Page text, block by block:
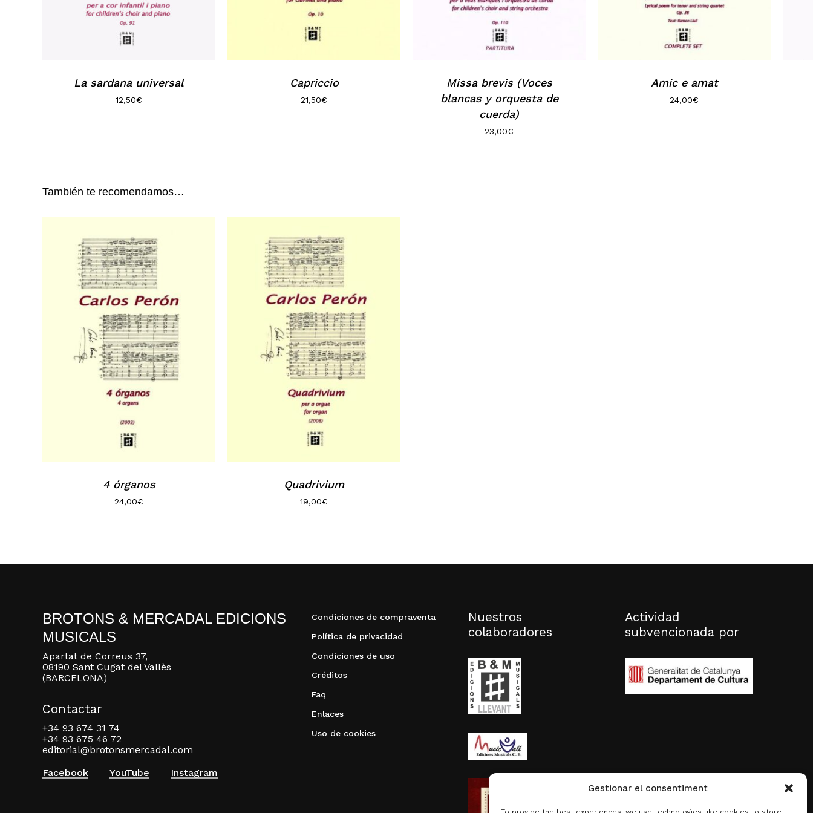
Gestionar el consentiment
La sardana universal
12,50€
Capriccio
21,50€
Missa brevis (Voces
blancas y orquesta de
cuerda)
23,00€
Amic e amat
24,00€
También te recomendamos…
4 órganos
24,00€
Quadrivium
19,00€
BROTONS & MERCADAL EDICIONS
MUSICALS
Apartat de Correus 37,
08190 Sant Cugat del Vallès
(BARCELONA)
Contactar
+34 93 674 31 74
+34 93 675 46 72
editorial@brotonsmercadal.com
Facebook
YouTube Instagram
Condiciones de compraventa
Política de privacidad
Condiciones de uso
Créditos
Faq
Enlaces
Uso de cookies
Nuestros
colaboradores
Actividad
subvencionada por